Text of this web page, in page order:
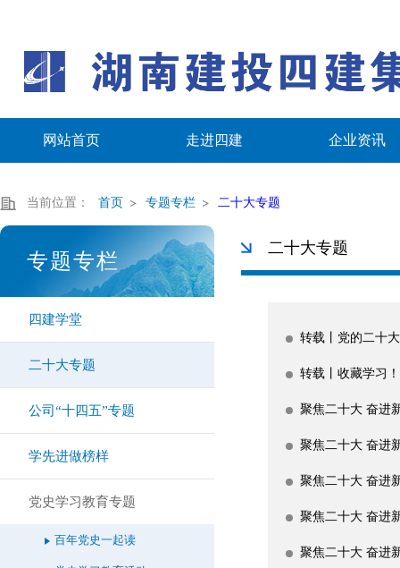
网站首页 走进四建 企业资讯
当前位置： 首页 专题专栏 二十大专题
专题专栏
四建学堂
二十大专题
公司“十四五”专题
学先进做榜样
党史学习教育专题
百年党史一起读
二十大专题
转载丨党的二十
转载丨收藏学习
聚焦二十大 奋进
聚焦二十大 奋进
聚焦二十大 奋进
聚焦二十大 奋进
聚焦二十大 奋进